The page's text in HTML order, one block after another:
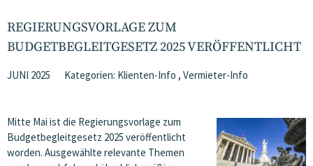
REGIERUNGSVORLAGE ZUM
BUDGETBEGLEITGESETZ 2025 VERÖFFENTLICHT
JUNI 2025 Kategorien: Klienten-Info , Vermieter-Info
Mitte Mai ist die Regierungsvorlage zum
Budgetbegleitgesetz 2025 veröffentlicht
worden. Ausgewählte relevante Themen